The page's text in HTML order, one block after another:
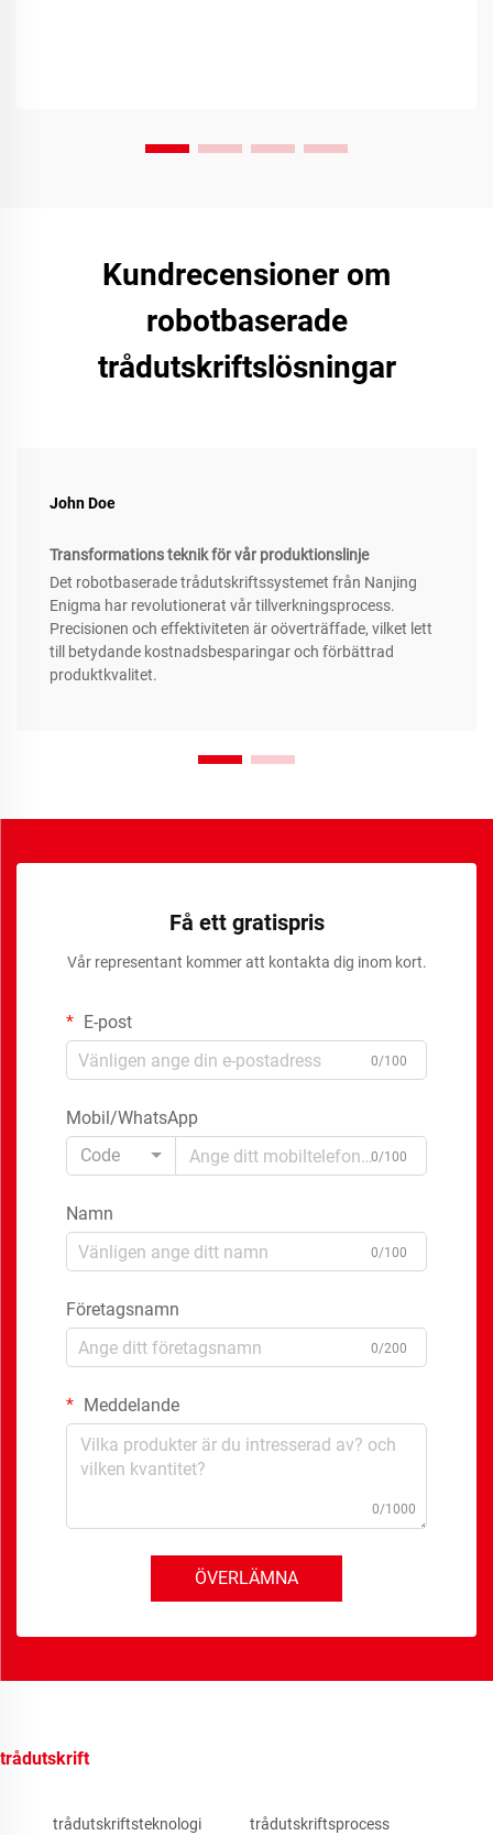
Kundrecensioner om
robotbaserade
trådutskriftslösningar
John Doe
Transformations teknik för vår produktionslinje
Det robotbaserade trådutskriftssystemet från Nanjing
Enigma har revolutionerat vår tillverkningsprocess.
Precisionen och effektiviteten är oöverträffade, vilket lett
till betydande kostnadsbesparingar och förbättrad
produktkvalitet.
Få ett gratispris
Vår representant kommer att kontakta dig inom kort.
E-post
0/100
Mobil/WhatsApp
Code
0/100
Namn
0/100
Företagsnamn
0/200
Meddelande
0/1000
ÖVERLÄMNA
trådutskrift
trådutskriftsteknologi trådutskriftsprocess